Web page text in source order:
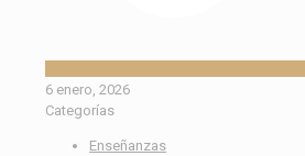
6 enero, 2026
Categorías
Enseñanzas